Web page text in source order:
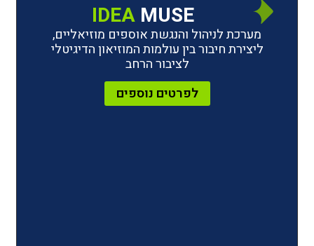
IDEA MUSE
והנגשת אוספים מוזיאליים,
בין עולמות המוזיאון הדיגיטלי